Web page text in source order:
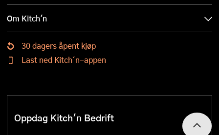
Om Kitch'n
30 dagers åpent kjøp
Last ned Kitch´n-appen
Oppdag Kitch'n Bedrift